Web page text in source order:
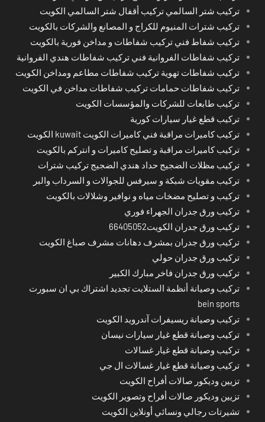
تركيب شتر السالمي تركيب أقفال شتر السالمي الكويت
تركيب شترات المنيوم للكراج و المصانع والشركات بالكويت
تركيب شفاط فني تركيب شفاطات و مداخن فورية بالكويت
تركيب شفاطات الفروانية فني تركيب شفاطات هندي الفروانية
تركيب شفاطات تهوية تركيب شفاطات مطاعم ومداخن الكويت
تركيب شفاطات حمامات تركيب شفاطات مداخن في الكويت
تركيب طابعات للشركات والمؤسسات الكويت
تركيب قطع غيار سيارات كورية
تركيب كاميرات مراقبة فني كاميرات الكويت kuwait الكويت
تركيب كاميرات مراقبة و تصليح كاميرات و انتركم بالكويت
تركيب مظلات الضجيج حداد هندي الضجيج تركيب شترات
تركيب مقويات شبكة و سيرفس للجوالات و السرداب والبر
تركيب و تصليح مضخات مياه و نوافير وشلالات بالكويت
تركيب ورق جدران الجهراء فوري
تركيب ورق جدران الكويت66405052
تركيب ورق جدران بمشرف دهانات مشرف صباغ الكويت
تركيب ورق جدران حولي
تركيب ورق جدران فاخر مبارك الكبير
تركيب وصيانة أنظمة الستلايت تجديد اشتراك بي ان سبورت
bein sports
تركيب وصيانة ريسيفرات آندرويد الكويت
تركيب وصيانة قطع غيار سيارات نيسان
تركيب وصيانة قطع غيار غسالات
تركيب وصيانة قطع غيار غسالات ال جي
تزيين وديكور صالات أفراح الكويت
تزيين وديكور صالات أفراح وتصوير الكويت
تشيرتات رجالي ونسائي أونلاين الكويت